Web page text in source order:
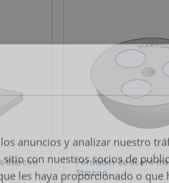
Starcon
Formador de acero
Starcon
anuncios y analizar nuestro
con nuestros socios de
les haya proporcionado o que